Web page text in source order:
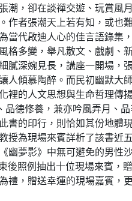
，卻在談禪交遊、玩賞風
者張潮天上若有知，或也
當代啟迪人心的佳言語錄集
多變，舉凡散文、戲劇、
深婉見長，講座一開場，
傾慕陶醉。而民初幽默大
的人文思想與生命哲理傳
德修養，兼亦吟風弄月、
的印行，則恰如其份地體
為現場來賓詳析了該書近
夢影》中無可避免的男性
照例抽出十位現場來賓，
，贈送幸運的現場嘉賓，